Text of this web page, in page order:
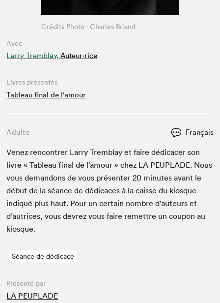
Avec
Larry Tremblay, Auteur·rice
Crédits Photo - Charles Briand
Livres présentés
Tableau final de l'amour
Adulte Français
Venez ren­con­tr­er Lar­ry Trem­blay et faire dédi­cac­er son
livre « Tableau final de l’amour » chez LA PEU­PLADE. Nous
vous deman­dons de vous présen­ter20 min­utes avant le
début de la séance de dédi­caces à la caisse du kiosque
indiqué plus haut. Pour un cer­tain nom­bre d’auteurs et
d’autrices, vous devrez vous faire remet­tre un coupon au
kiosque.
Séance de dédicace
Présenté par
LA PEUPLADE